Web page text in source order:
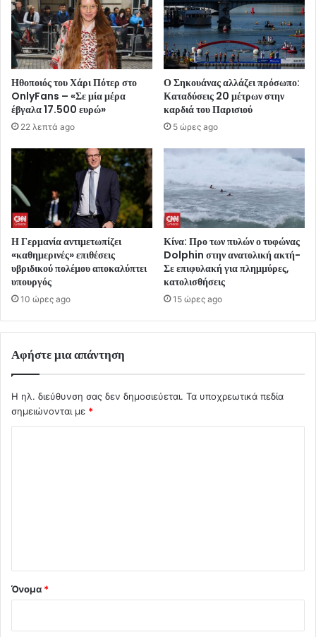
Ηθοποιός του Χάρι Πότερ στο
OnlyFans – «Σε μία μέρα
έβγαλα 17.500 ευρώ»
22 λεπτά ago
Ο Σηκουάνας αλλάζει πρόσωπο:
Καταδύσεις 20 μέτρων στην
καρδιά του Παρισιού
5 ώρες ago
Η Γερμανία αντιμετωπίζει
«καθημερινές» επιθέσεις
υβριδικού πολέμου αποκαλύπτει
υπουργός
10 ώρες ago
Κίνα: Προ των πυλών ο τυφώνας
Dolphin στην ανατολική ακτή-
Σε επιφυλακή για πλημμύρες,
κατολισθήσεις
15 ώρες ago
Αφήστε μια απάντηση
Η ηλ. διεύθυνση σας δεν δημοσιεύεται. Τα υποχρεωτικά πεδία
σημειώνονται με *
Όνομα *